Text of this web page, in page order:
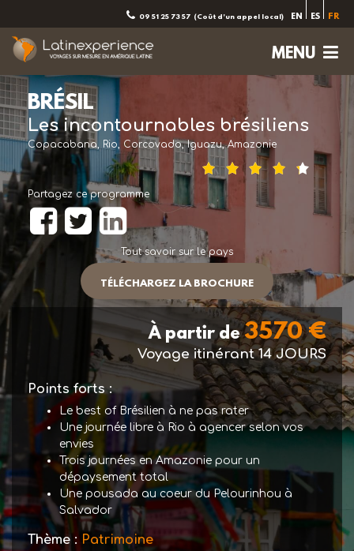
09 51 25 73 57 (Coût d'un appel local) EN ES FR
MENU
BRÉSIL
Les incontournables brésiliens
Copacabana, Rio, Corcovado, Iguazu, Amazonie
Partagez ce programme
Tout savoir sur le pays
TÉLÉCHARGEZ LA BROCHURE
À partir de 3570 €
Voyage itinérant 14 JOURS
Points forts :
Le best of Brésilien à ne pas rater
Une journée libre à Rio à agencer selon vos
envies
Trois journées en Amazonie pour un
dépaysement total
Une pousada au coeur du Pelourinhou à
Salvador
Thème :Patrimoine